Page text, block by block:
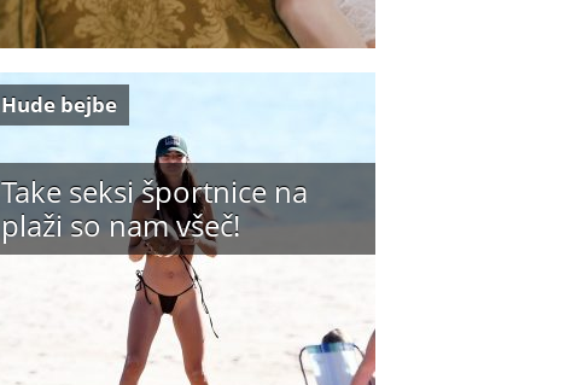
Take seksi športnice na
plaži so nam všeč!
Hude bejbe